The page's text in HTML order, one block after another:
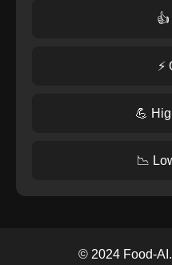
💪
📉
© 2024 Food-